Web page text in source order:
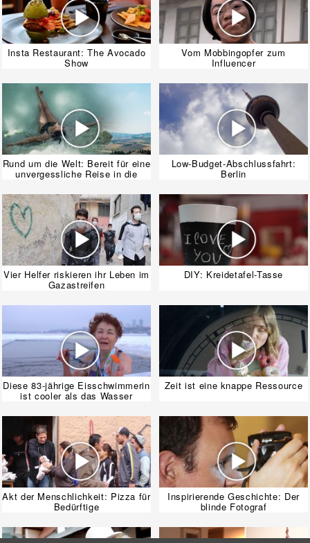
Insta Restaurant: The Avocado
Show
Vom Mobbingopfer zum
Influencer
Rund um die Welt: Bereit für eine
unvergessliche Reise in die
Low-Budget-Abschlussfahrt:
Berlin
Vier Helfer riskieren ihr Leben im
Gazastreifen
DIY: Kreidetafel-Tasse
Diese 83-jährige Eisschwimmerin
ist cooler als das Wasser
Zeit ist eine knappe Ressource
Akt der Menschlichkeit: Pizza für
Bedürftige
Inspirierende Geschichte: Der
blinde Fotograf